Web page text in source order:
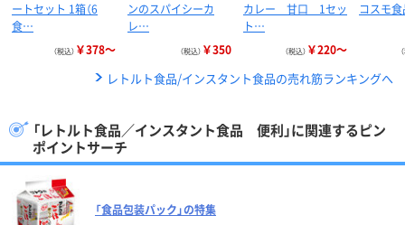
ートセット 1箱（6
食…
（税込） ￥378～
ンのスパイシーカ
レ…
（税込） ￥350
カレー 甘口 1セッ
ト…
（税込） ￥220～
コスモ
レトルト食品/インスタント食品の売れ筋ランキングへ
「レトルト食品／インスタント食品 便利」に関連するピン
ポイントサーチ
「食品包装パック」の特集